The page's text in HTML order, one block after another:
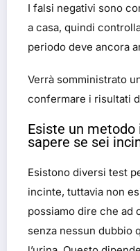
I falsi negativi sono
a casa, quindi
periodo deve ancora
Verrà somministrato
confermare i risultati
Esiste un
sapere se sei
Esistono diversi test
incinte, tuttavia non
possiamo dire che ad
senza nessun dubbio